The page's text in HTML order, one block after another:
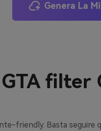
Genera La
friendly. Basta